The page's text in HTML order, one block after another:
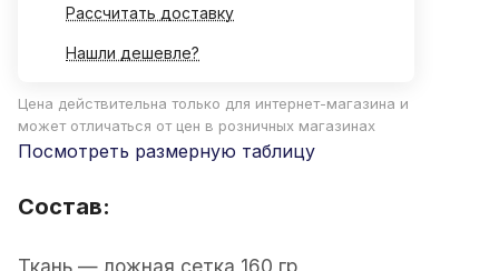
Рассчитать доставку
Нашли дешевле?
Цена действительна только для интернет-магазина и
может отличаться от цен в розничных магазинах
Посмотреть размерную таблицу
Состав:
Ткань — ложная сетка 160 гр